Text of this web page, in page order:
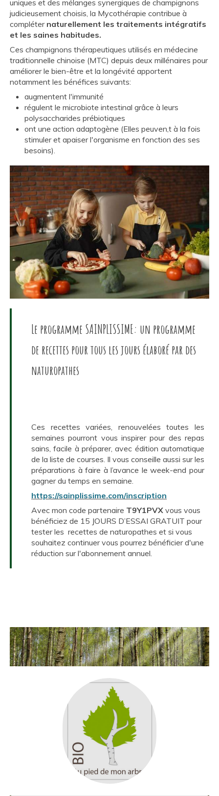
uniques et des mélanges synergiques de champignons
judicieusement choisis, la Mycothérapie contribue à
compléter naturellement les traitements intégratifs
et les saines habitudes.
Ces champignons thérapeutiques utilisés en médecine
traditionnelle chinoise (MTC) depuis deux millénaires pour
améliorer le bien-être et la longévité apportent
notamment les bénéfices suivants:
augmentent l'immunité
régulent le microbiote intestinal grâce à leurs
polysaccharides prébiotiques
ont une action adaptogène (Elles peuven,t à la fois
stimuler et apaiser l'organisme en fonction des ses
besoins).
Le programme SAINPLISSIME: un programme
de recettes pour tous les jours élaboré par des
naturopathes
Ces recettes variées, renouvelées toutes les
semaines pourront vous inspirer pour des repas
sains, facile à préparer, avec édition automatique
de la liste de courses. Il vous conseille aussi sur les
préparations à faire à l’avance le week-end pour
gagner du temps en semaine.
https://sainplissime.com/inscription
Avec mon code partenaire T9Y1PVX vous vous
bénéficiez de 15 JOURS D’ESSAI GRATUIT pour
tester les recettes de naturopathes et si vous
souhaitez continuer vous pourrez bénéficier d'une
réduction sur l'abonnement annuel.